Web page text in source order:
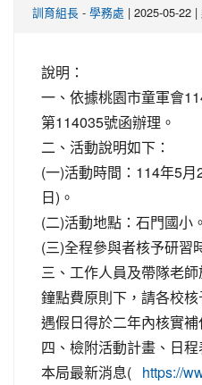
訓育組長 - 學務處 | 2025-05-22
說明：
一、依據桃園市童軍會
第114035號函辦理。
二、活動說明如下：
(一)活動時間：114年5
日)。
(二)活動地點：石門國小。
(三)全程參與者核予研習
三、工作人員及帶隊老
鐘點費原則下，請各校
遇假日得於二年內核實補
四、檢附活動計畫、日
本局最新消息(
https://